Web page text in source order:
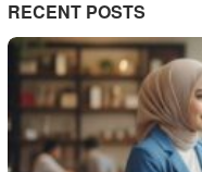
RECENT POSTS